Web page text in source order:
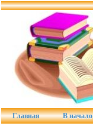
Главная В начало